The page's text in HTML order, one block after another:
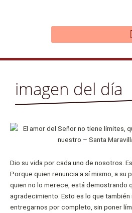
imagen del día
Dio su vida por cada uno de nosotros.
Porque quien renuncia a sí mismo, a su
quien no lo merece, está demostrando
agradecimiento. Esto es lo que
entregarnos por completo, sin poner